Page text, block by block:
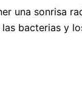
una sonrisa
bacterias y